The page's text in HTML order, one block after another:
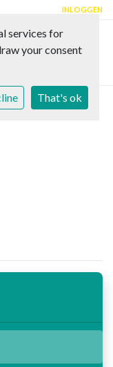
INLOGGEN
Toggle
services for
your consent
That's ok